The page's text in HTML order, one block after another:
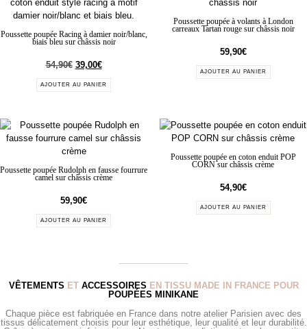
Poussette poupée Racing à damier noir/blanc,
biais bleu sur châssis noir
54,90€ 39,00€
AJOUTER AU PANIER
Poussette poupée à volants à London
carreaux Tartan rouge sur châssis noir
59,90€
AJOUTER AU PANIER
Poussette poupée Rudolph en fausse fourrure
camel sur châssis crème
59,90€
AJOUTER AU PANIER
Poussette poupée en coton enduit POP
CORN sur châssis crème
54,90€
AJOUTER AU PANIER
VÊTEMENTS ET ACCESSOIRES EN TISSU MADE IN FRANCE POUR
POUPÉES MINIKANE
Chaque pièce est fabriquée en France dans notre atelier Parisien avec des
tissus délicatement choisis pour leur esthétique, leur qualité et leur durabilité.